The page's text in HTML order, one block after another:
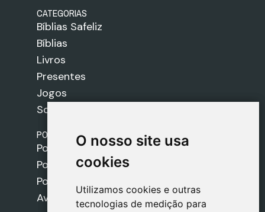
O nosso site usa
cookies
Utilizamos cookies e outras
tecnologias de medição para
O nosso site usa
cookies
Utilizamos cookies e outras
tecnologias de medição para
CATEGORIAS
Bíblias Safeliz
Bíblias
Livros
Presentes
Jogos
Sobre nós
POLÍTICAS
Política de Envios
Política de Cookies
Política de Privacidade
Aviso Legal